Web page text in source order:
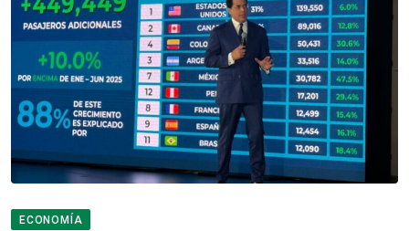
ECONOMÍA